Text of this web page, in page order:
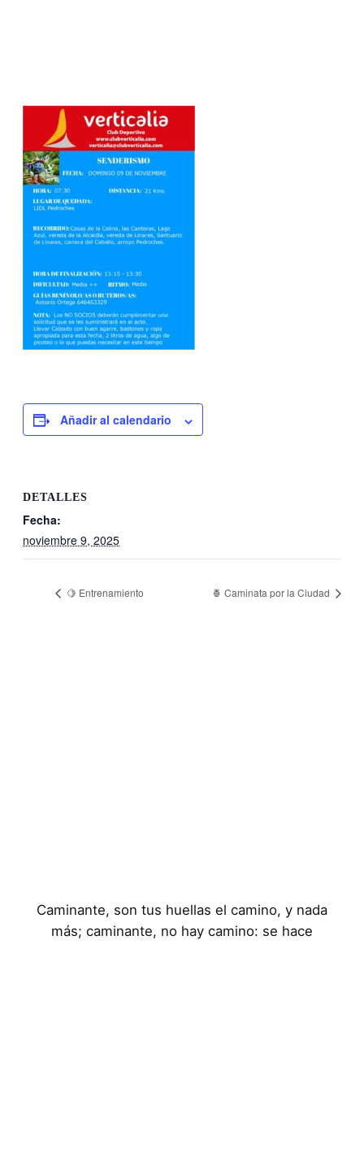
Añadir al calendario
DETALLES
Fecha:
noviembre 9, 2025
🍋 Entrenamiento 🍍 Caminata por la Ciudad
Caminante, son tus huellas el camino, y nada
más; caminante, no hay camino: se hace